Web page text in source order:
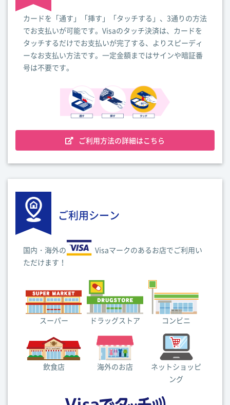
カードを「通す」「挿す」「タッチする」、3通りの方法
でお支払いが可能です。Visaのタッチ決済は、カードを
タッチするだけでお支払いが完了する、よりスピーディ
ーなお支払い方法です。一定金額まではサインや暗証番
号は不要です。
ご利用方法の詳細はこちら
ご利用シーン
国内・海外の
Visaマークのあるお店でご利用い
ただけます！
スーパー ドラッグストア コンビニ
飲食店 海外のお店
ネットショッピ
ング